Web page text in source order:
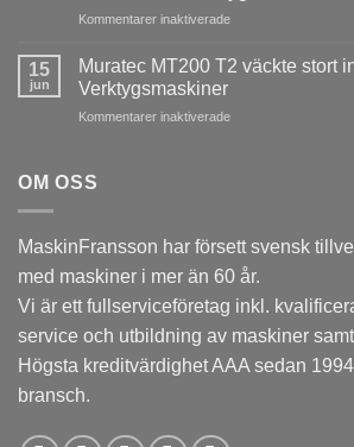
ESAB
iskapade
intresse
Verktygsmaskiner
Kommentarer inaktiveradeför
B0206E-
på
15
jun
Muratec MT200 T2 väckte stort
Verktygsmaskiner
Kommentarer inaktiveradeför
på
Elmia
Verktygsmaskiner
OM OSS
MaskinFransson har försett svensk
med maskiner i mer än 60 år.
Vi är ett fullserviceföretag inkl.
service och utbildning av maskiner
Högsta kreditvärdighet AAA sedan
bransch.